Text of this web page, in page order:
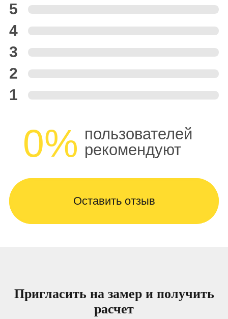
5
4
3
2
1
0% пользователей
рекомендуют
Оставить отзыв
Пригласить на замер и получить
расчет